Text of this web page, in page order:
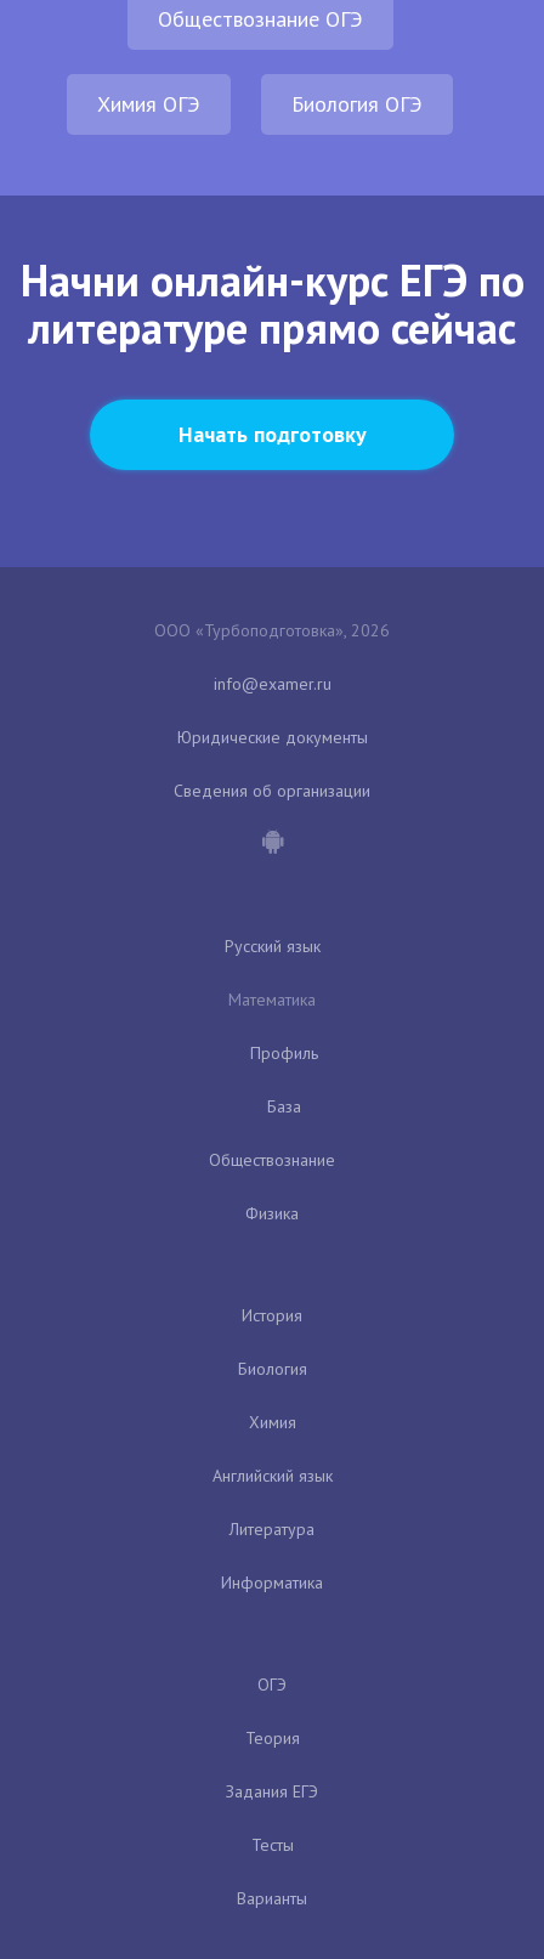
Обществознание ОГЭ
Химия ОГЭ Биология ОГЭ
Начни онлайн-курс ЕГЭ по
литературе прямо сейчас
Начать подготовку
ООО «Турбоподготовка», 2026
Юридические документы
Сведения об организации
Русский язык
Математика
Профиль
База
Обществознание
Физика
История
Биология
Химия
Английский язык
Литература
Информатика
ОГЭ
Теория
Задания ЕГЭ
Тесты
Варианты